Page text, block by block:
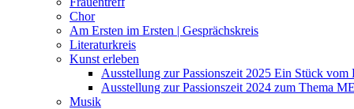
Chor
Am Ersten im Ersten | Gesprächskreis
Literaturkreis
Kunst erleben
Ausstellung zur Passionszeit 2025 Ein Stück vom
Ausstellung zur Passionszeit 2024 zum Thema
Musik